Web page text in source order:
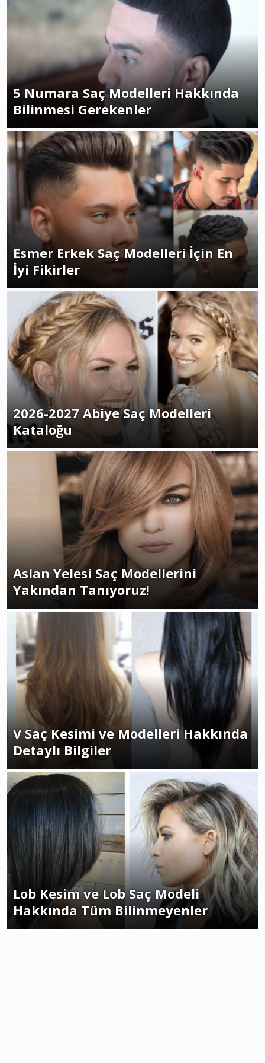
5 Numara Saç Modelleri Hakkında
Bilinmesi Gerekenler
Esmer Erkek Saç Modelleri İçin En
İyi Fikirler
2026-2027 Abiye Saç Modelleri
Kataloğu
Aslan Yelesi Saç Modellerini
Yakından Tanıyoruz!
V Saç Kesimi ve Modelleri Hakkında
Detaylı Bilgiler
Lob Kesim ve Lob Saç Modeli
Hakkında Tüm Bilinmeyenler